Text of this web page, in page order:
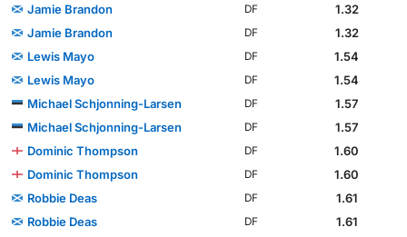
Jamie Brandon
DF
1.32
Jamie Brandon
DF
1.32
Lewis Mayo
DF
1.54
Lewis Mayo
DF
1.54
Michael Schjonning-Larsen
DF
1.57
Michael Schjonning-Larsen
DF
1.57
Dominic Thompson
DF
1.60
Dominic Thompson
DF
1.60
Robbie Deas
DF
1.61
Robbie Deas
DF
1.61